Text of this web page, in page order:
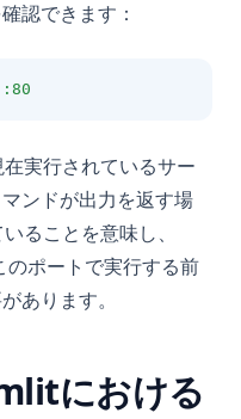
認できます：
:80
実行されているサー
ンドが出力を返す場
ることを意味し、
ポートで実行する前
あります。
における